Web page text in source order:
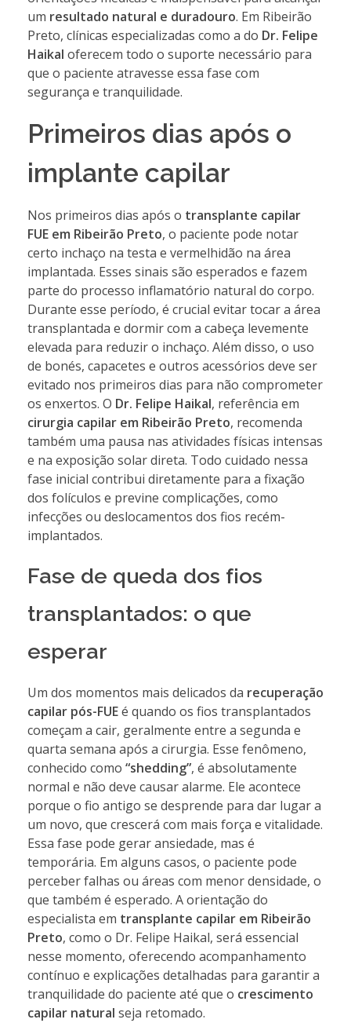
um resultado natural e duradouro. Em Ribeirão
Preto, clínicas especializadas como a do Dr. Felipe
Haikal oferecem todo o suporte necessário para
que o paciente atravesse essa fase com
segurança e tranquilidade.
Primeiros dias após o
implante capilar
Nos primeiros dias após o transplante capilar
FUE em Ribeirão Preto, o paciente pode notar
certo inchaço na testa e vermelhidão na área
implantada. Esses sinais são esperados e fazem
parte do processo inflamatório natural do corpo.
Durante esse período, é crucial evitar tocar a área
transplantada e dormir com a cabeça levemente
elevada para reduzir o inchaço. Além disso, o uso
de bonés, capacetes e outros acessórios deve ser
evitado nos primeiros dias para não comprometer
os enxertos. O Dr. Felipe Haikal, referência em
cirurgia capilar em Ribeirão Preto, recomenda
também uma pausa nas atividades físicas intensas
e na exposição solar direta. Todo cuidado nessa
fase inicial contribui diretamente para a fixação
dos folículos e previne complicações, como
infecções ou deslocamentos dos fios recém-
implantados.
Fase de queda dos fios
transplantados: o que
esperar
Um dos momentos mais delicados da recuperação
capilar pós-FUEé quando os fios transplantados
começam a cair, geralmente entre a segunda e
quarta semana após a cirurgia. Esse fenômeno,
conhecido como “shedding”, é absolutamente
normal e não deve causar alarme. Ele acontece
porque o fio antigo se desprende para dar lugar a
um novo, que crescerá com mais força e vitalidade.
Essa fase pode gerar ansiedade, mas é
temporária. Em alguns casos, o paciente pode
perceber falhas ou áreas com menor densidade, o
que também é esperado. A orientação do
especialista em transplante capilar em Ribeirão
Preto, como o Dr. Felipe Haikal, será essencial
nesse momento, oferecendo acompanhamento
contínuo e explicações detalhadas para garantir a
tranquilidade do paciente até que o crescimento
capilar natural seja retomado.